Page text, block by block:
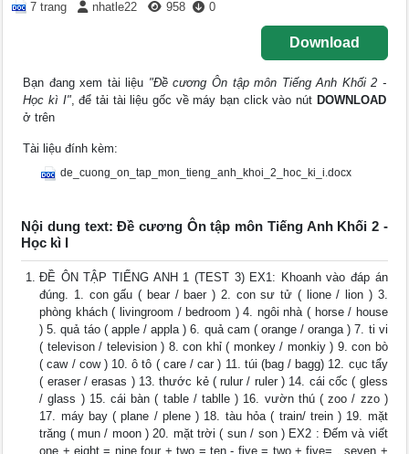
7 trang nhatle22 958 0
Download
Bạn đang xem tài liệu "Đề cương Ôn tập môn Tiếng Anh Khối 2 -
Học kì I", để tải tài liệu gốc về máy bạn click vào nút DOWNLOAD
ở trên
Tài liệu đính kèm:
de_cuong_on_tap_mon_tieng_anh_khoi_2_hoc_ki_i.docx
Nội dung text: Đề cương Ôn tập môn Tiếng Anh Khối 2 -
Học kì I
ĐỀ ÔN TẬP TIẾNG ANH 1 (TEST 3) EX1: Khoanh vào đáp án
đúng. 1. con gấu ( bear / baer ) 2. con sư tử ( lione / lion ) 3.
phòng khách ( livingroom / bedroom ) 4. ngôi nhà ( horse / house
) 5. quả táo ( apple / appla ) 6. quả cam ( orange / oranga ) 7. ti vi
( televison / television ) 8. con khỉ ( monkey / monkiy ) 9. con bò
( caw / cow ) 10. ô tô ( care / car ) 11. túi (bag / bagg) 12. cục tẩy
( eraser / erasas ) 13. thước kẻ ( rulur / ruler ) 14. cái cốc ( gless
/ glass ) 15. cái bàn ( table / tablle ) 16. vườn thú ( zoo / zzo )
17. máy bay ( plane / plene ) 18. tàu hỏa ( train/ trein ) 19. mặt
trăng ( mun / moon ) 20. mặt trời ( sun / son ) EX2 : Đếm và viết
one + eight = nine four + two = ten - five = two + five= . seven +